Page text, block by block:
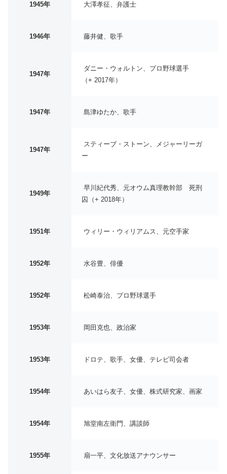
1945年 大澤孝征、弁護士
1946年 藤井健、歌手
1947年
ダニー・ウォルトン、プロ野球選手
（+ 2017年）
1947年 島津ゆたか、歌手
1947年
スティーブ・ストーン、メジャーリーガ
ー
1949年
早川紀代秀、元オウム真理教幹部 死刑
囚（+ 2018年）
1951年 ウィリー・ウィリアムス、元空手家
1952年 水谷豊、俳優
1952年 松崎泰治、プロ野球選手
1953年 岡田克也、政治家
1953年 ドロテ、歌手、女優、テレビ司会者
1954年 あいはら友子、女優、株式研究家、画家
1954年 旭堂南左衛門、講談師
1955年 扇一平、文化放送アナウンサー